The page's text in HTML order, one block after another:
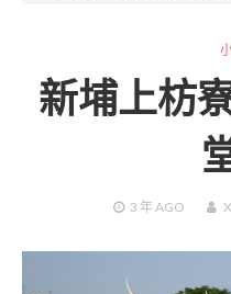
新埔上枋
3 年AGO